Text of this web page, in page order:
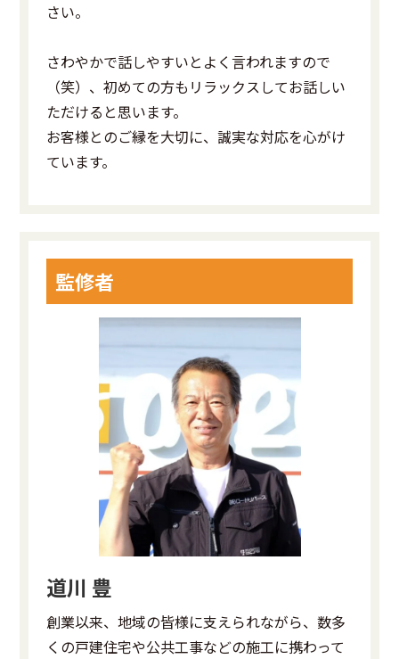
さい。
さわやかで話しやすいとよく言われますので
（笑）、初めての方もリラックスしてお話しい
ただけると思います。
お客様とのご縁を大切に、誠実な対応を心がけ
ています。
監修者
道川 豊
創業以来、地域の皆様に支えられながら、数多
くの戸建住宅や公共工事などの施工に携わって